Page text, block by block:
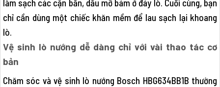
làm sạch các cặn bẩn, dầu mỡ bám ở đáy lò. Cuối cùng, bạn
chỉ cần dùng một chiếc khăn mềm để lau sạch lại khoang
lò.
Vệ sinh lò nướng dễ dàng chỉ với vài thao tác cơ
bản
Chăm sóc và vệ sinh lò nướng Bosch HBG634BB1B thường